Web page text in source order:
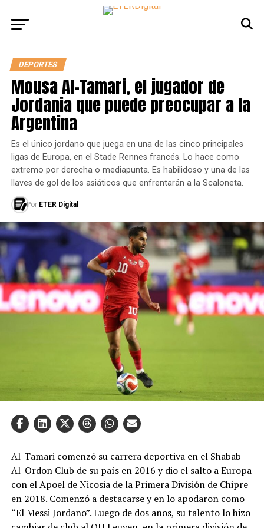
DEPORTES
Mousa Al-Tamari, el jugador de
Jordania que puede preocupar a la
Argentina
Es el único jordano que juega en una de las cinco principales
ligas de Europa, en el Stade Rennes francés. Lo hace como
extremo por derecha o mediapunta. Es habilidoso y una de las
llaves de gol de los asiáticos que enfrentarán a la Scaloneta.
Por ETER Digital
Al-Tamari comenzó su carrera deportiva en el Shabab
Al-Ordon Club de su país en 2016 y dio el salto a Europa
con el Apoel de Nicosia de la Primera División de Chipre
en 2018. Comenzó a destacarse y en lo apodaron como
“El Messi Jordano”. Luego de dos años, su talento lo hizo